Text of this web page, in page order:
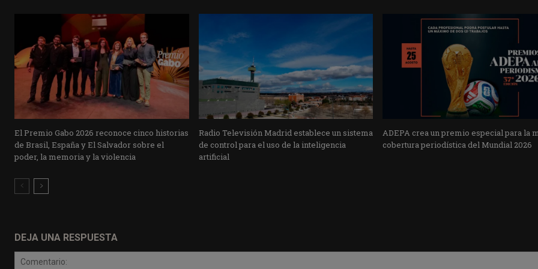
El Premio Gabo 2026 reconoce cinco historias
de Brasil, España y El Salvador sobre el
poder, la memoria y la violencia
Radio Televisión Madrid establece un sistema
de control para el uso de la inteligencia
artificial
ADEPA crea un premio especial para la
cobertura periodística del Mundial 2026
DEJA UNA RESPUESTA